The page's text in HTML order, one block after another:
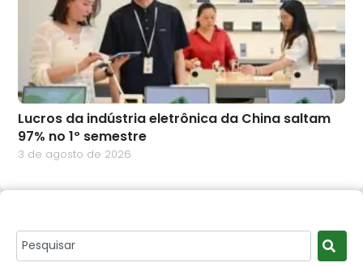
Lucros da indústria eletrônica da China saltam
97% no 1º semestre
3 de agosto de 2026